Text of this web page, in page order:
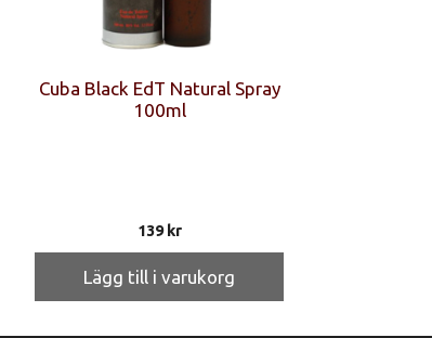
Cuba Black EdT Natural Spray
100ml
139kr
Lägg till i varukorg